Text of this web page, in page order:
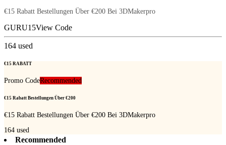
€15 Rabatt Bestellungen Über €200 Bei 3DMakerpro
GURU15View Code
164 used
€15 RABATT
Promo CodeRecommended
€15 Rabatt Bestellungen Über €200
€15 Rabatt Bestellungen Über €200 Bei 3DMakerpro
164 used
Recommended